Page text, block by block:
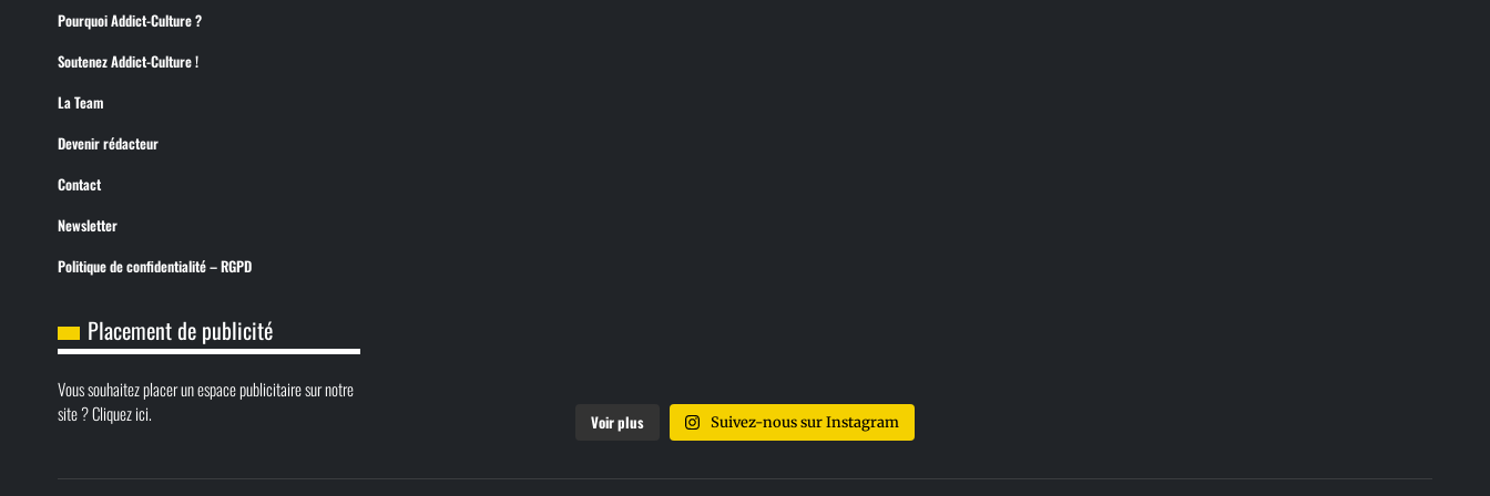
Pourquoi Addict-Culture ?
Soutenez Addict-Culture !
La Team
Devenir rédacteur
Contact
Newsletter
Politique de confidentialité – RGPD
Placement de publicité
Vous souhaitez placer un espace publicitaire sur notre
site ? Cliquez ici.
Voir plus Suivez-nous sur Instagram